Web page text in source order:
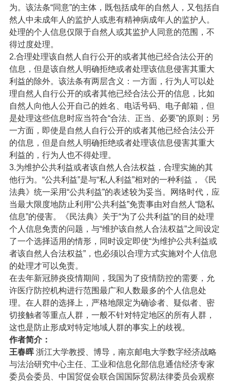
为。该法条“同意”的主体，既包括成年的自然人，又包括自
然人中未成年人的监护人或患有精神病成年人的监护人。
处理的个人信息仅限于自然人或其监护人同意的范围，不
得过度处理。
2.合理处理该自然人自行公开的或者其他已经合法公开的
信息，但是该自然人明确拒绝或者处理该信息侵害其重大
利益的除外。该法条有两层含义：一方面，行为人可以处
理自然人自行公开的或者其他已经合法公开的信息，比如
自然人向他人公开自己的姓名、电话号码、电子邮箱，但
是处理这些信息时应当符合“合法、正当、必要”的原则；另
一方面，即使是自然人自行公开的或者其他已经合法公开
的信息，但是自然人明确拒绝或者处理该信息侵害其重大
利益的，行为人也不得处理。
3.为维护公共利益或者该自然人合法权益，合理实施的其
他行为。“公共利益”是与“私人利益”相对的一种利益，《民
法典》统一采用“公共利益”的表述较为妥当。网络时代，应
当最大限度地防止利用“公共利益”免责事由对自然人“隐私
信息”的侵害。《民法典》关于“为了公共利益”的目的处理
个人信息免责的问题，与“维护该自然人合法权益”之间设定
了一个选择适用的情形，同时设定即使“为维护公共利益或
者该自然人合法权益”，也必须以合理方式实施对个人信息
的处理才可以免责。
在去年新冠肺炎疫情期间，我国为了疫情防控的需要，允
许医疗防控机构进行范围最广和人数最多的个人信息处
理。在人群的选择上，严格地限定为确诊者、疑似者、密
切接触者等重点人群，一般不针对特定地区的所有人群，
这也是防止形成对特定地域人群的事实上的歧视。
作者简介：
王春晖浙江大学教授、博导，南京邮电大学数字经济战略
与法治研究中心主任、工业和信息化部信息通信经济专家
委员会委员、中国贸促会联合国国际贸易法律委员会观察